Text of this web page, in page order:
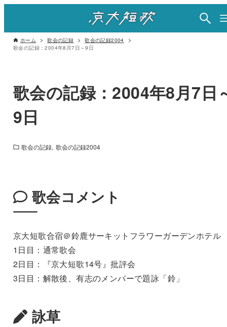
ホーム 歌会の記録
歌会の記録2004
歌会の記録：2004年8月7日～9日
歌会の記録：2004年8月7日
9日
歌会の記録 歌会の記録2004
歌会コメント
京大短歌合宿＠鈴鹿サーキットフラワーガーデンホテル
1日目：通常歌会
2日目：『京大短歌14号』批評会
3日目：解散後、有志のメンバーで題詠「鈴」
詠草